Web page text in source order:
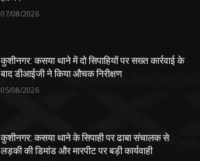
07/08/2026
कुशीनगर: कसया थाने में दो सिपाहियों पर सख्त कार्रवाई के
बाद डीआईजी ने किया औचक निरीक्षण
05/08/2026
कुशीनगर: कसया थाने के सिपाही पर ढाबा संचालक से
लड़की की डिमांड और मारपीट पर बड़ी कार्यवाही